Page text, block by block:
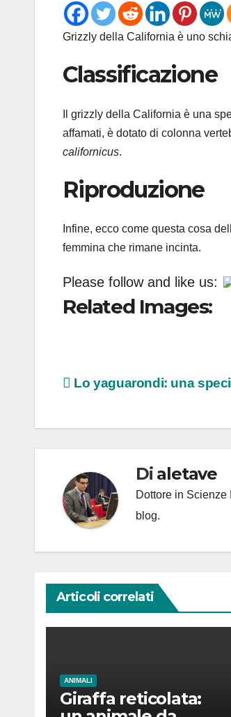
Grizzly della California è uno
Classificazione
Il grizzly della California è una
affamati, è dotato di colonna
californicus.
Riproduzione
Infine, ecco come questa cosa
femmina che rimane incinta.
Please follow and like us:
Related Images:
Navigazione
Lo yaguarondi: una
Di aletave
Dottore in
blog.
Articoli correlati
ANIMALI
Giraffa reticolata: